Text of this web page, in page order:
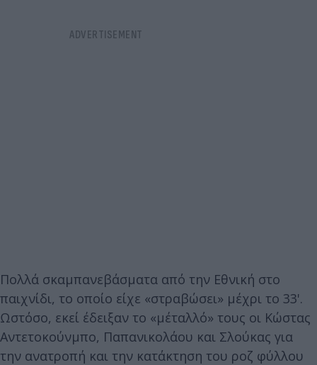
Πολλά σκαμπανεβάσματα από την Εθνική στο
παιχνίδι, το οποίο είχε «στραβώσει» μέχρι το 33'.
Ωστόσο, εκεί έδειξαν το «μέταλλό» τους οι Κώστας
Αντετοκούνμπο, Παπανικολάου και Σλούκας για
την ανατροπή και την κατάκτηση του ροζ φύλλου